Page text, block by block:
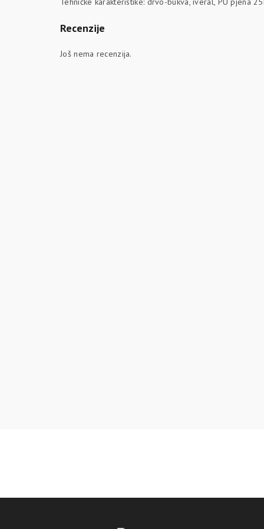
Recenzije
Još nema recenzija.